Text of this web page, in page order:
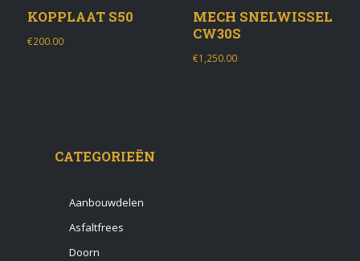
KOPPLAAT S50
€200.00
MECH SNELWISSEL
CW30S
€1,250.00
CATEGORIEËN
Aanbouwdelen
Asfaltfrees
Doorn